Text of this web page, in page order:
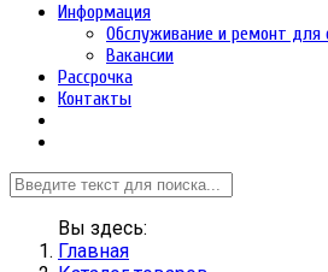
Информация
Обслуживание и ремонт для
Вакансии
Рассрочка
Контакты
Вы здесь:
Главная